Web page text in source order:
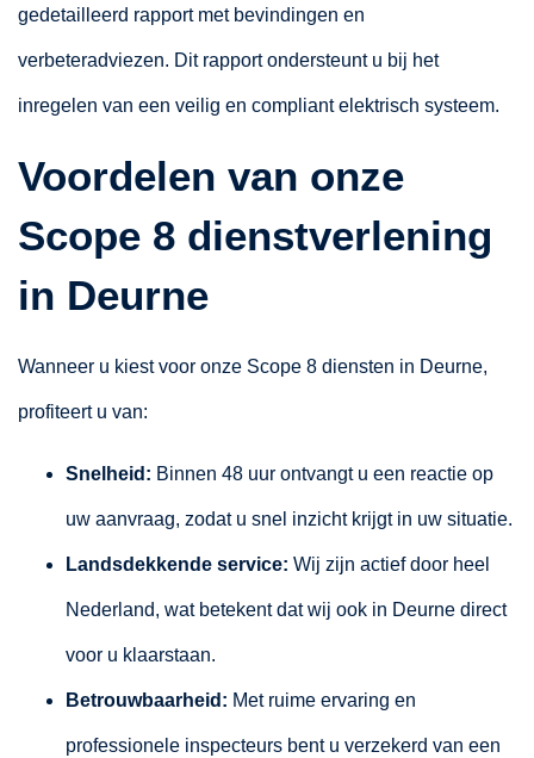
gedetailleerd rapport met bevindingen en
verbeteradviezen. Dit rapport ondersteunt u bij het
inregelen van een veilig en compliant elektrisch systeem.
Voordelen van onze
Scope 8 dienstverlening
in Deurne
Wanneer u kiest voor onze Scope 8 diensten in Deurne,
profiteert u van:
Snelheid: Binnen 48 uur ontvangt u een reactie op
uw aanvraag, zodat u snel inzicht krijgt in uw situatie.
Landsdekkende service: Wij zijn actief door heel
Nederland, wat betekent dat wij ook in Deurne direct
voor u klaarstaan.
Betrouwbaarheid: Met ruime ervaring en
professionele inspecteurs bent u verzekerd van een